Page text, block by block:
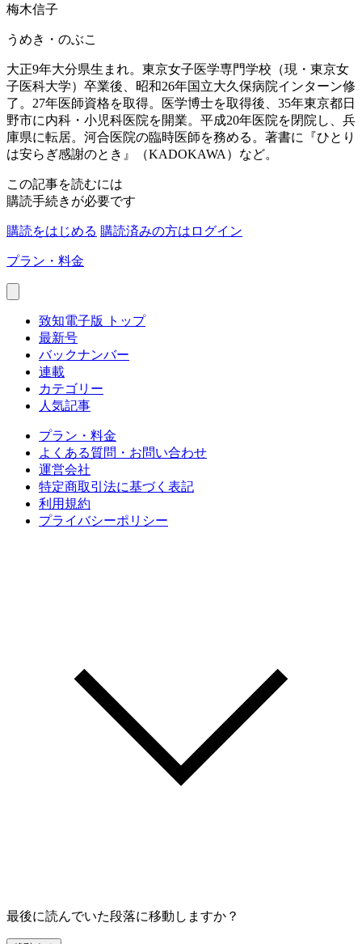
梅木信子
うめき・のぶこ
大正9年大分県生まれ。東京女子医学専門学校（現・東京女
子医科大学）卒業後、昭和26年国立大久保病院インターン修
了。27年医師資格を取得。医学博士を取得後、35年東京都日
野市に内科・小児科医院を開業。平成20年医院を閉院し、兵
庫県に転居。河合医院の臨時医師を務める。著書に『ひとり
は安らぎ感謝のとき』（KADOKAWA）など。
この記事を読むには
購読手続きが必要です
購読をはじめる 購読済みの方はログイン
プラン・料金
致知電子版 トップ
最新号
バックナンバー
連載
カテゴリー
人気記事
プラン・料金
よくある質問・お問い合わせ
運営会社
特定商取引法に基づく表記
利用規約
プライバシーポリシー
最後に読んでいた段落に移動しますか？